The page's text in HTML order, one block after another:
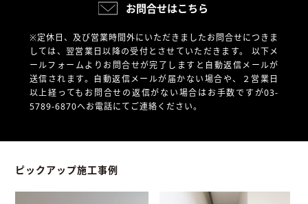
お問合せはこちら
※定休日、及び営業時間外にいただきましたお問合せにつきま
しては、翌営業日以降の受付とさせていただきます。 以下メ
ールフォームよりお問合せが完了しますと自動返信メールが
送信されます。自動返信メールが届かない場合や、
２営業日
以上経ってもお問合せの返信がない場合はお手数ですが03-
5789-6870へお電話にてご連絡ください。
ピックアップ施工事例